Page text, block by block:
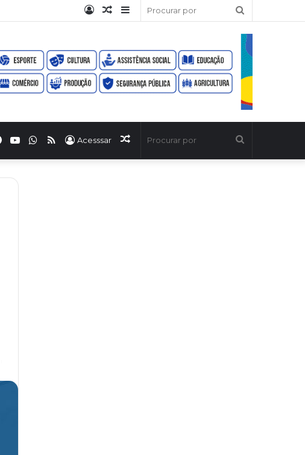
por
Barra
Artigo
Entrar
Artigo
Acesssar
RSS
WhatsApp
YouTube
Facebook